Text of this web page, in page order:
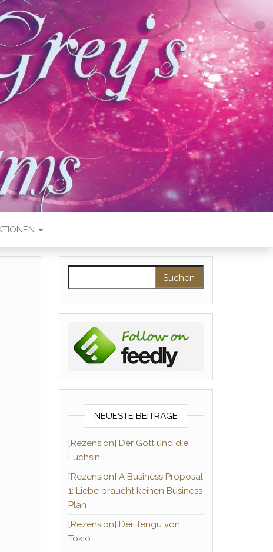
NEUESTE BEITRÄGE
[Rezension] Der Gott und die
Füchsin
[Rezension] A Business Proposal
1: Liebe braucht keinen Business
Plan
[Rezension] Der Tengu von
Tokio